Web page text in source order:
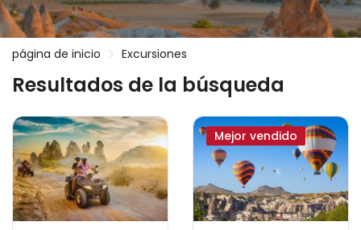
página de inicio Excursiones
Resultados de la búsqueda
Mejor vendido